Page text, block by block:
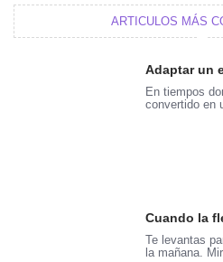
ARTICULOS MÁS
Adaptar un
En tiempos
convertido en
Cuando la
Te levantas
la mañana.